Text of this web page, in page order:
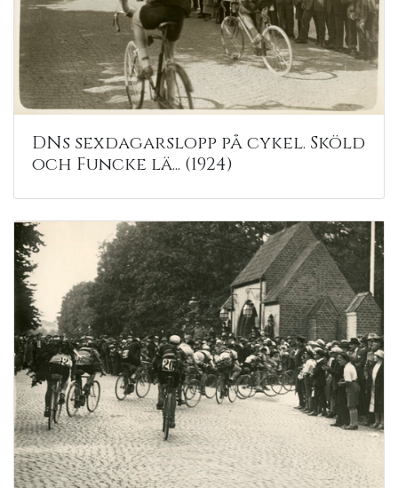
DNs sexdagarslopp på cykel. Sköld
och Funcke lä... (1924)